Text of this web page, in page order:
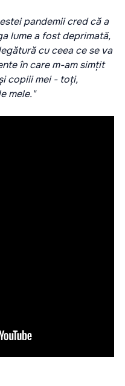
pandemii cred că a
lume a fost deprimată,
cu ceea ce se va
în care m-am simțit
copiii mei - toți,
mele."